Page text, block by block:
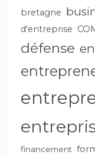
bretagne
d'entreprise
défense
financement